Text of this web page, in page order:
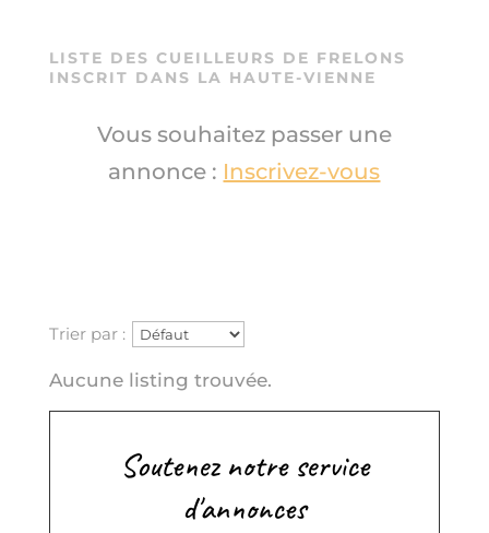
LISTE DES CUEILLEURS DE FRELONS
INSCRIT DANS LA HAUTE-VIENNE
Vous souhaitez passer une
annonce : Inscrivez-vous
Trier par :
Aucune listing trouvée.
Soutenez notre service
d'annonces